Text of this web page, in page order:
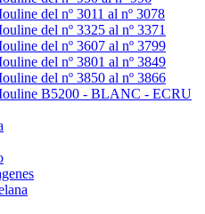
del nº 3011 al nº 3078
del nº 3325 al nº 3371
del nº 3607 al nº 3799
del nº 3801 al nº 3849
del nº 3850 al nº 3866
B5200 - BLANC - ECRU